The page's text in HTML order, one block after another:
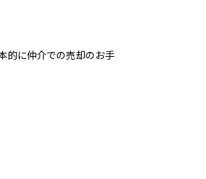
的に仲介での売却のお手